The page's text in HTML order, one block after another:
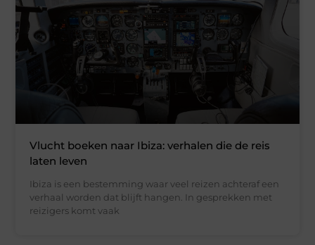
Vlucht boeken naar Ibiza: verhalen die de reis
laten leven
Ibiza is een bestemming waar veel reizen achteraf een
verhaal worden dat blijft hangen. In gesprekken met
reizigers komt vaak